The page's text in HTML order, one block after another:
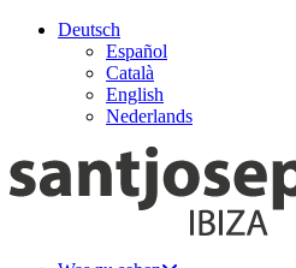
Deutsch
Español
Català
English
Nederlands